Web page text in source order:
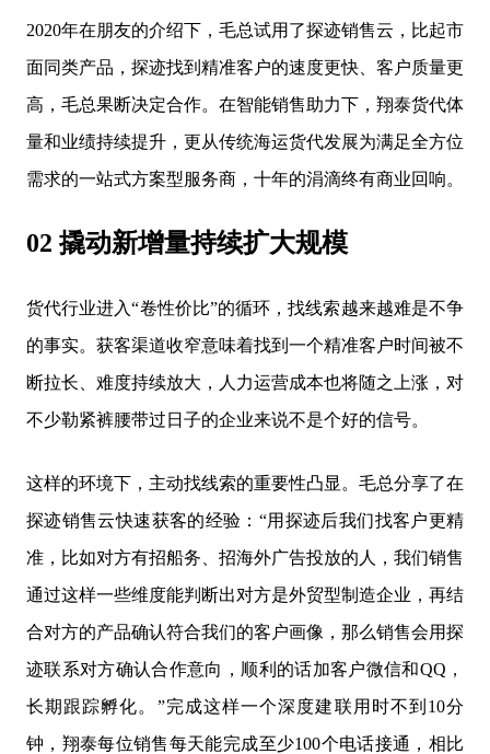
2020年在朋友的介绍下，毛总试用了探迹销售云，比起市
面同类产品，探迹找到精准客户的速度更快、客户质量更
高，毛总果断决定合作。在智能销售助力下，翔泰货代体
量和业绩持续提升，更从传统海运货代发展为满足全方位
需求的一站式方案型服务商，十年的涓滴终有商业回响。
02 撬动新增量持续扩大规模
货代行业进入“卷性价比”的循环，找线索越来越难是不争
的事实。获客渠道收窄意味着找到一个精准客户时间被不
断拉长、难度持续放大，人力运营成本也将随之上涨，对
不少勒紧裤腰带过日子的企业来说不是个好的信号。
这样的环境下，主动找线索的重要性凸显。毛总分享了在
探迹销售云快速获客的经验：“用探迹后我们找客户更精
准，比如对方有招船务、招海外广告投放的人，我们销售
通过这样一些维度能判断出对方是外贸型制造企业，再结
合对方的产品确认符合我们的客户画像，那么销售会用探
迹联系对方确认合作意向，顺利的话加客户微信和QQ，
长期跟踪孵化。”完成这样一个深度建联用时不到10分
钟，翔泰每位销售每天能完成至少100个电话接通，相比